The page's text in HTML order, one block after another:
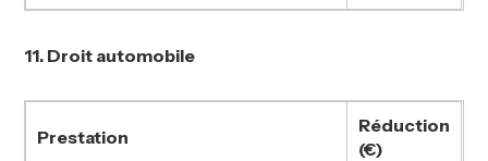
11. Droit automobile
Prestation
Réduction
(€)